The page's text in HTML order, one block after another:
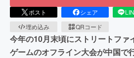
ポスト シェア
埋め込み
QRコード
今年の10月末頃にストリートファ
ゲームのオフライン大会が中国で